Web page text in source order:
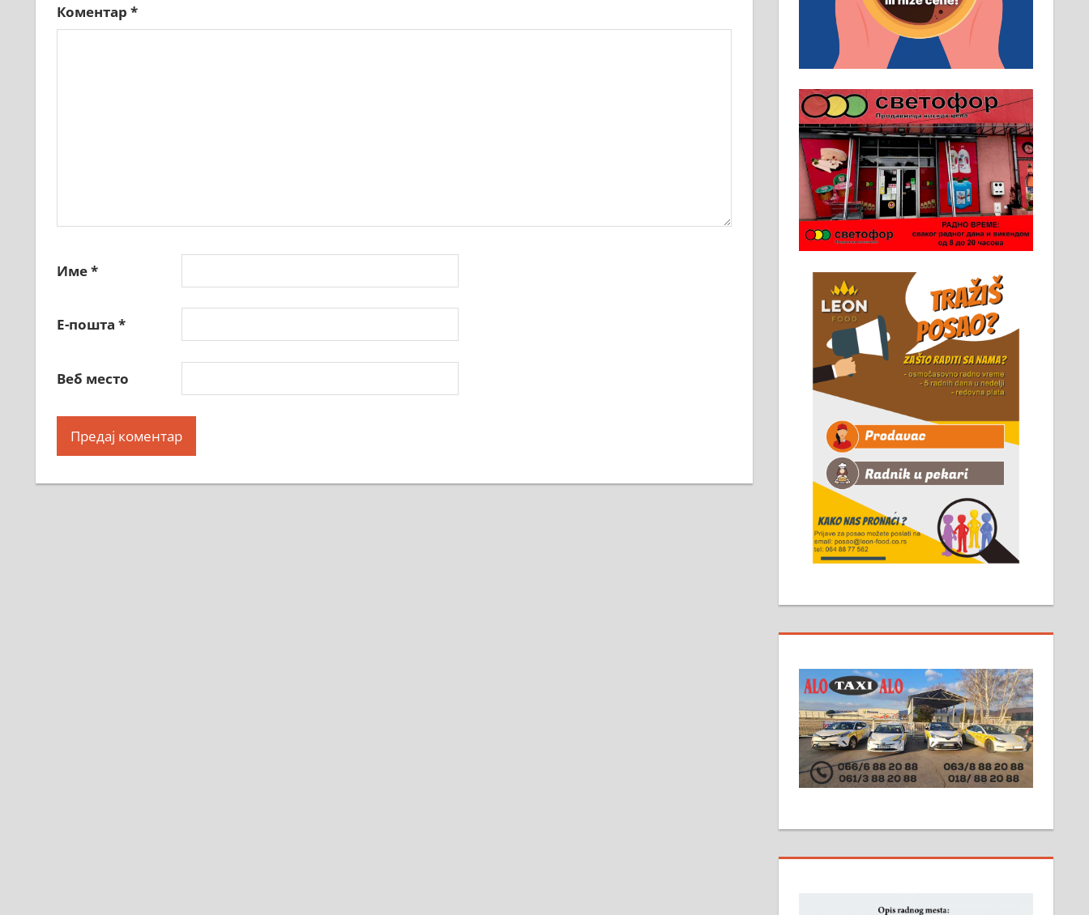
Коментар *
Име*
Е-пошта *
Веб место
Ало таксију потребан возач са Б
категоријом. 064/02-85-511
Потребна два радника за рад на
стоваришту „Липа промет” у
Алексинцу. За више
информација доћи лично на
стовариште у улици Максима
Горког 26 сваког радног дана од
8 до 15 часова. 063/465-045
Чистим све врсте димњака.
061/32-13-445